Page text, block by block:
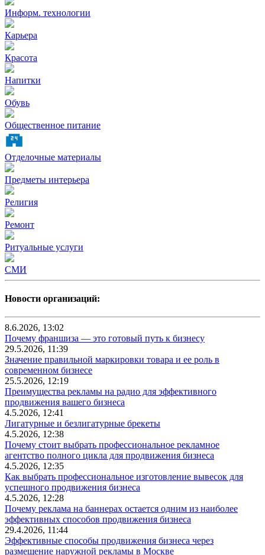
Информ. технологии
Карьера
Красота
Напитки
Обувь
Общественное питание
Отделочные материалы
Предметы интерьера
Религия
Ремонт
Ритуальные услуги
СМИ
Новости организаций:
8.6.2026, 13:02
Почему франшиза — это готовый путь к бизнесу
29.5.2026, 11:39
Значение правильной маркировки товара и ее роль в
современном бизнесе
25.5.2026, 12:19
Преимущества рекламы на радио для эффективного
продвижения вашего бизнеса
4.5.2026, 12:41
Лигатурные и безлигатурные брекеты
4.5.2026, 12:38
Почему стоит выбрать профессиональное рекламное
агентство полного цикла для продвижения бизнеса
4.5.2026, 12:35
Как выбрать профессиональное изготовление вывесок для
успешного продвижения бизнеса
4.5.2026, 12:28
Почему реклама на баннерах остается одним из наиболее
эффективных способов продвижения бизнеса
29.4.2026, 11:44
Эффективные способы продвижения бизнеса через
размещение наружной рекламы в Москве